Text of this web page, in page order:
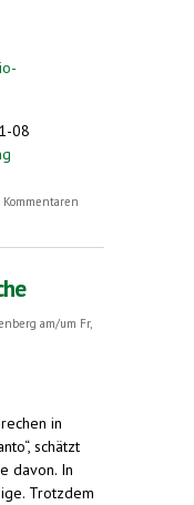
is external)
08
Kommentaren
am/um Fr,
in
schätzt
davon. In
Trotzdem